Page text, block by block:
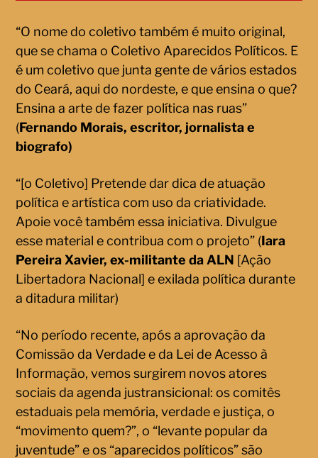
“O nome do coletivo também é muito original,
que se chama o Coletivo Aparecidos Políticos. E
é um coletivo que junta gente de vários estados
do Ceará, aqui do nordeste, e que ensina o que?
Ensina a arte de fazer política nas ruas”
(Fernando Morais, escritor, jornalista e
biografo)
“[o Coletivo] Pretende dar dica de atuação
política e artística com uso da criatividade.
Apoie você também essa iniciativa. Divulgue
esse material e contribua com o projeto” (Iara
Pereira Xavier, ex-militante da ALN [Ação
Libertadora Nacional] e exilada política durante
a ditadura militar)
“No período recente, após a aprovação da
Comissão da Verdade e da Lei de Acesso à
Informação, vemos surgirem novos atores
sociais da agenda justransicional: os comitês
estaduais pela memória, verdade e justiça, o
“movimento quem?”, o “levante popular da
juventude” e os “aparecidos políticos” são